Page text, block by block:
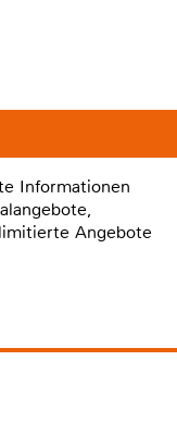
Informationen
Angebote